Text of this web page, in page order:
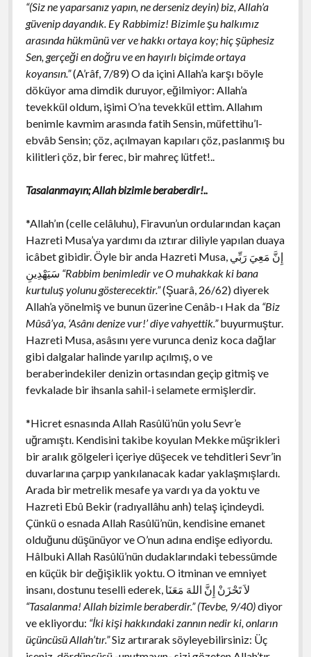
“(Siz ne yaparsanız yapın, ne derseniz deyin) biz, Allah’a
güvenip dayandık. Ey Rabbimiz! Bizimle şu halkımız
arasında hükmünü ver ve hakkı ortaya koy; hiç şüphesiz
Sen, gerçeği en doğru ve en hayırlı biçimde ortaya
koyansın.”(A’râf, 7/89) O da içini Allah’a karşı böyle
döküyor ama dimdik duruyor, eğilmiyor: Allah’a
tevekkül oldum, işimi O’na tevekkül ettim. Allahım
benimle kavmim arasında fatih Sensin, müfettihu’l-
ebvâb Sensin; çöz, açılmayan kapıları çöz, paslanmış bu
kilitleri çöz, bir ferec, bir mahreç lütfet!..
Tasalanmayın; Allah bizimle beraberdir!..
*Allah’ın (celle celâluhu), Firavun’un ordularından kaçan
Hazreti Musa’ya yardımı da ıztırar diliyle yapılan duaya
icâbet gibidir. Öyle bir anda Hazreti Musa, إِنَّ مَعِيَ رَبِّي
سَيَهْدِينِ “Rabbim benimledir ve O muhakkak ki bana
kurtuluş yolunu gösterecektir.”(Şuarâ, 26/62) diyerek
Allah’a yönelmiş ve bunun üzerine Cenâb-ı Hak da“Biz
Mûsâ’ya, ‘Asânı denize vur!’ diye vahyettik.”buyurmuştur.
Hazreti Musa, asâsını yere vurunca deniz koca dağlar
gibi dalgalar halinde yarılıp açılmış, o ve
beraberindekiler denizin ortasından geçip gitmiş ve
fevkalade bir ihsanla sahil-i selamete ermişlerdir.
*Hicret esnasında Allah Rasûlü’nün yolu Sevr’e
uğramıştı. Kendisini takibe koyulan Mekke müşrikleri
bir aralık gölgeleri içeriye düşecek ve tehditleri Sevr’in
duvarlarına çarpıp yankılanacak kadar yaklaşmışlardı.
Arada bir metrelik mesafe ya vardı ya da yoktu ve
Hazreti Ebû Bekir (radıyallâhu anh) telaş içindeydi.
Çünkü o esnada Allah Rasûlü’nün, kendisine emanet
olduğunu düşünüyor ve O’nun adına endişe ediyordu.
Hâlbuki Allah Rasûlü’nün dudaklarındaki tebessümde
en küçük bir değişiklik yoktu. O itminan ve emniyet
insanı, dostunu teselli ederek, لاَ تَحْزَنْ إِنَّ اللهَ مَعَنَا
“Tasalanma! Allah bizimle beraberdir.” (Tevbe, 9/40)diyor
ve ekliyordu: “İki kişi hakkındaki zannın nedir ki, onların
üçüncüsü Allah’tır.”Siz artırarak söyleyebilirsiniz: Üç